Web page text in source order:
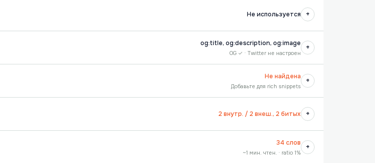
Не используется +
og:title, og:description, og:image
OG ✓ · Twitter не настроен
+
Не найдена
Добавьте для rich snippets
+
2 внутр. / 2 внеш., 2 битых +
34 слов
~1 мин. чтен. · ratio 1%
+